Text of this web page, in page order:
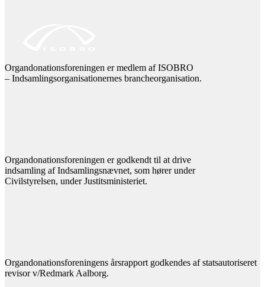
Organdonationsforeningen er medlem af ISOBRO
– Indsamlingsorganisationernes brancheorganisation.
Organdonationsforeningen er godkendt til at drive
indsamling af Indsamlingsnævnet, som hører under
Civilstyrelsen, under Justitsministeriet.
Organdonationsforeningens årsrapport godkendes af statsautoriseret
revisor v/Redmark Aalborg.